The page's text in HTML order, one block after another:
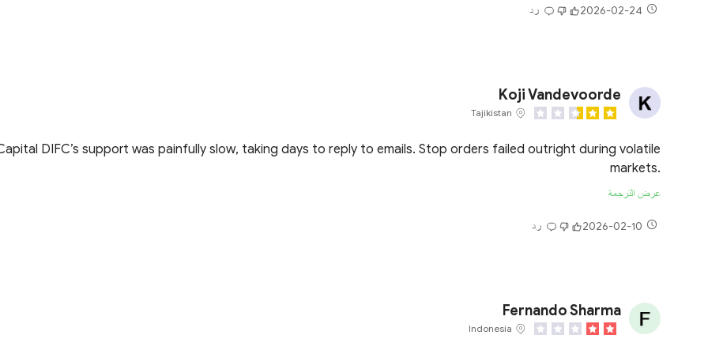
رد
Koji Vandevoorde
Tajikistan
DIFC’s support was painfully slow, taking days to reply to emails. Stop orders failed outright during volatile
markets.
عرض الترجمة
رد
Fernando Sharma
Indonesia